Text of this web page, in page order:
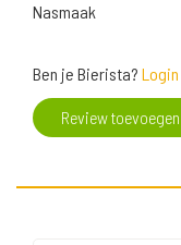
Nasmaak
Ben je Bierista? Login
Review toevoegen